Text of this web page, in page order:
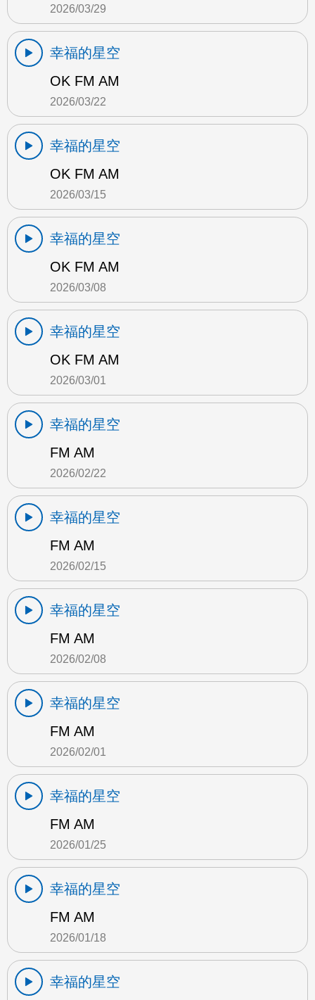
2026/03/29
幸福的星空
OK FM AM
2026/03/22
幸福的星空
OK FM AM
2026/03/15
幸福的星空
OK FM AM
2026/03/08
幸福的星空
OK FM AM
2026/03/01
幸福的星空
FM AM
2026/02/22
幸福的星空
FM AM
2026/02/15
幸福的星空
FM AM
2026/02/08
幸福的星空
FM AM
2026/02/01
幸福的星空
FM AM
2026/01/25
幸福的星空
FM AM
2026/01/18
幸福的星空